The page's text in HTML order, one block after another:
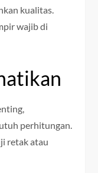
kualitas.
wajib di
perhitungan.
retak atau